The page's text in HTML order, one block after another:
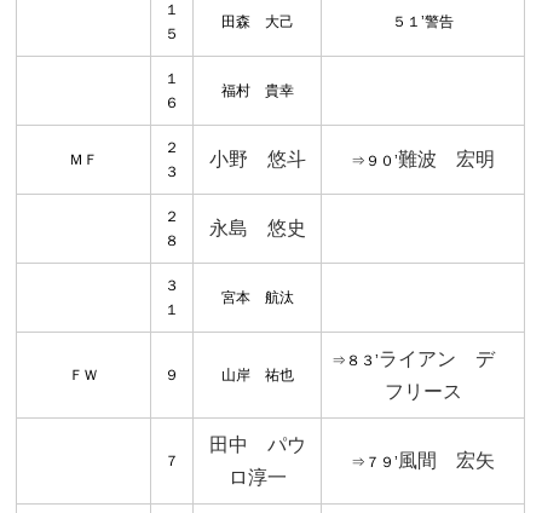
１
５
田森 大己 ５１’警告
１
６
福村 貴幸
ＭＦ
２
３
小野 悠斗 ⇒９０’難波 宏明
２
８
永島 悠史
３
１
宮本 航汰
ＦＷ ９ 山岸 祐也
⇒８３’ライアン デ
フリース
７
田中 パウ
ロ淳一
⇒７９’ 風間 宏矢